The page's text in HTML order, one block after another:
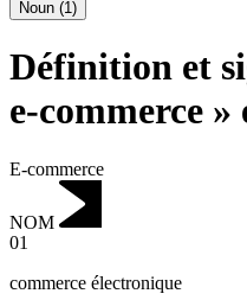
Noun (1)
Définition et
e-commerce »
E-commerce
NOM
01
commerce électronique